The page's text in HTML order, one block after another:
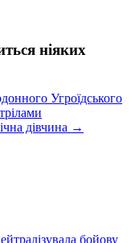
ніяких
Угроїдського
дівчина →
бойову